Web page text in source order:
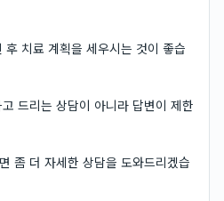
치료 계획을 세우시는 것이 좋습
드리는 상담이 아니라 답변이 제한
좀 더 자세한 상담을 도와드리겠습